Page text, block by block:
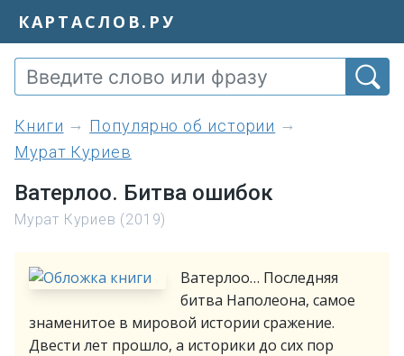
КАРТАСЛОВ.РУ
книги
Популярно об истории
Мурат Куриев
Ватерлоо. Битва ошибок
Мурат Куриев (2019)
Ватерлоо… Последняя
битва Наполеона, самое
знаменитое в мировой истории сражение.
Двести лет прошло, а историки до сих пор